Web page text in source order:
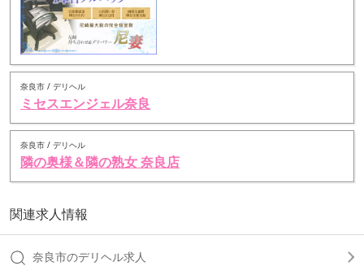
奈良市 / デリヘル
ミセスエンジェル奈良
奈良市 / デリヘル
隣の奥様＆隣の熟女 奈良店
関連求人情報
奈良市のデリヘル求人